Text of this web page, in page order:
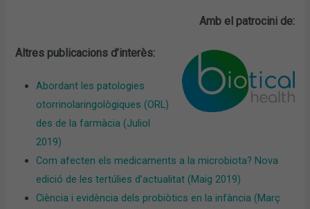
Amb el patrocini de:
Altres publicacions d’interès:
Abordant les patologies
otorrinolaringològiques (ORL)
des de la farmàcia (Juliol
2019)
Com afecten els medicaments a la microbiota? Nova
edició de les tertúlies d’actualitat (Maig 2019)
Ciència i evidència dels probiòtics en la infància (Març